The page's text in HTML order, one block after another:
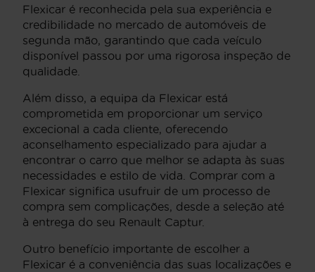
Flexicar é reconhecida pela sua experiência e
credibilidade no mercado de automóveis de
segunda mão, garantindo que cada veículo
disponível passou por uma rigorosa inspeção de
qualidade.
Além disso, a equipa da Flexicar está
comprometida em proporcionar um serviço
excecional a cada cliente, oferecendo
aconselhamento especializado para ajudar a
encontrar o carro que melhor se adapta às suas
necessidades e estilo de vida. Comprar com a
Flexicar significa usufruir de um processo de
compra sem complicações, desde a seleção até
à entrega do seu Renault Captur.
Outro benefício importante de escolher a
Flexicar é a conveniência das suas localizações e